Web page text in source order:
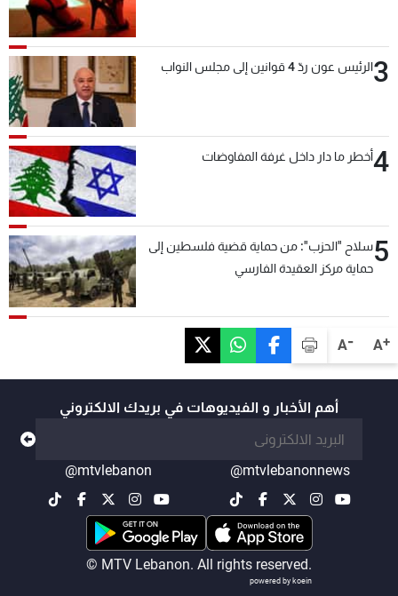
A+
A-
3الرئيس عون ردّ 4 قوانين إلى مجلس النواب
4أخطر ما دار داخل غرفة المفاوضات
5سلاح "الحزب": من حماية قضية فلسطين إلى
حماية مركز العقيدة الفارسي
أهم الأخبار و الفيديوهات في بريدك الالكتروني
@mtvlebanonnews
@mtvlebanon
© MTV Lebanon. All rights reserved.
powered by koein